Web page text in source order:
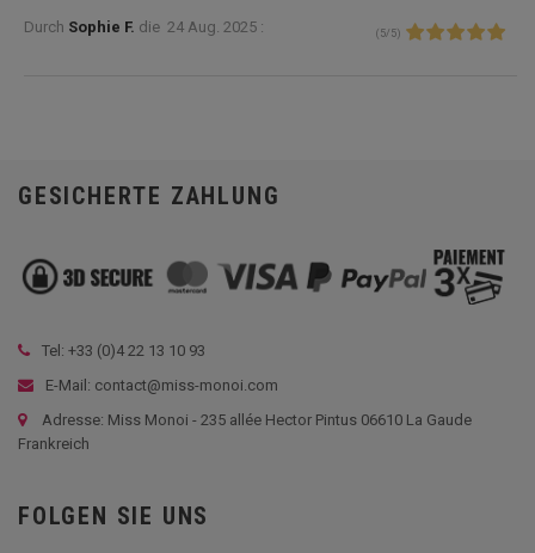
Durch Sophie F. die 24 Aug. 2025 : ( 5/ 5)
GESICHERTE ZAHLUNG
Tel: +33 (0)4 22 13 10 93
E-Mail: contact@miss-monoi.com
Adresse: Miss Monoi - 235 allée Hector Pintus 06610 La Gaude
Frankreich
FOLGEN SIE UNS